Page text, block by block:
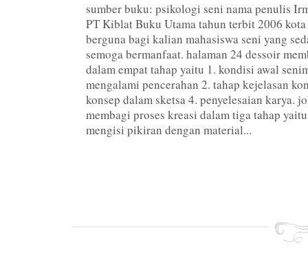
sumber buku: psikologi seni nama penulis
PT Kiblat Buku Utama tahun terbit 2006 kota
berguna bagi kalian mahasiswa seni yang
semoga bermanfaat. halaman 24 dessoir
dalam empat tahap yaitu 1. kondisi awal
mengalami pencerahan 2. tahap kejelasan
konsep dalam sketsa 4. penyelesaian karya.
membagi proses kreasi dalam tiga tahap
mengisi pikiran dengan material...